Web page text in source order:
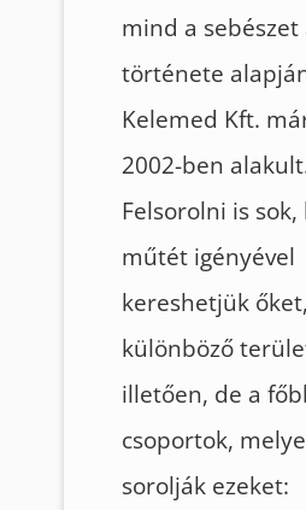
mind a sebészet
története
Kelemed Kft.
2002-ben
Felsorolni is
műtét igényével
kereshetjük őket,
különböző
illetően, de a
csoportok,
sorolják ezeket: